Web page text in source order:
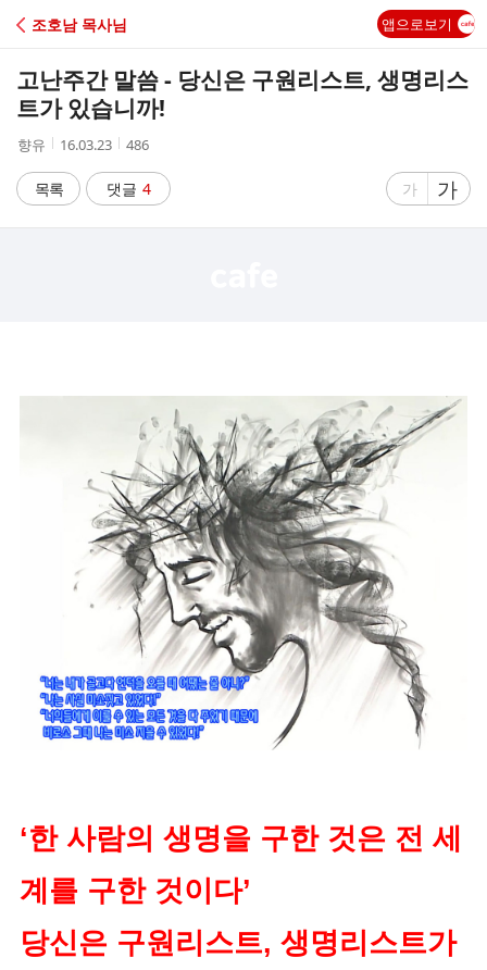
C
조호남 목사님 앱으로보기
고난주간 말씀 - 당신은 구원리스트, 생명리스
트가 있습니까!
작
자
향유
작
시
간
16.03.23
조
수
486
목록 댓글 4
글
가
글
자
가
‘한 사람의 생명을 구한 것은 전 세
계를 구한 것이다’
당신은 구원리스트, 생명리스트가